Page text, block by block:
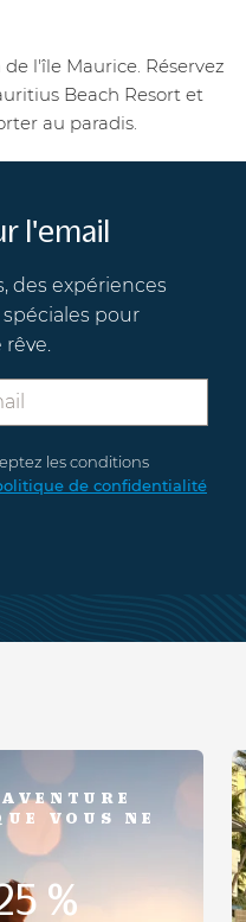
l'île Maurice. Réservez
Beach Resort et
au paradis.
l'email
des expériences
pour
rêve.
les conditions
de confidentialité
VOUS NE
%